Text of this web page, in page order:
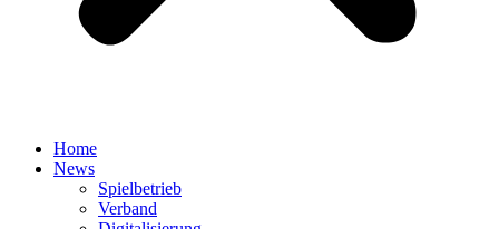
Home
News
Spielbetrieb
Verband